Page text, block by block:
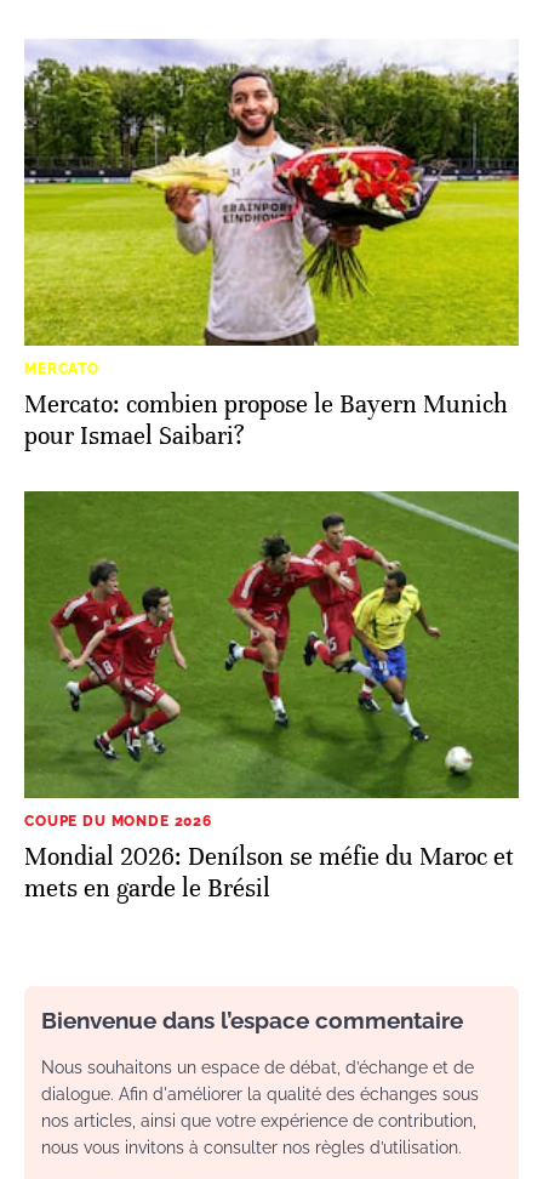
MERCATO
Mercato: combien propose le Bayern Munich
pour Ismael Saibari?
COUPE DU MONDE 2026
Mondial 2026: Denílson se méfie du Maroc et
mets en garde le Brésil
Bienvenue dans l’espace commentaire
Nous souhaitons un espace de débat, d’échange et de
dialogue. Afin d'améliorer la qualité des échanges sous
nos articles, ainsi que votre expérience de contribution,
nous vous invitons à consulter nos règles d’utilisation.